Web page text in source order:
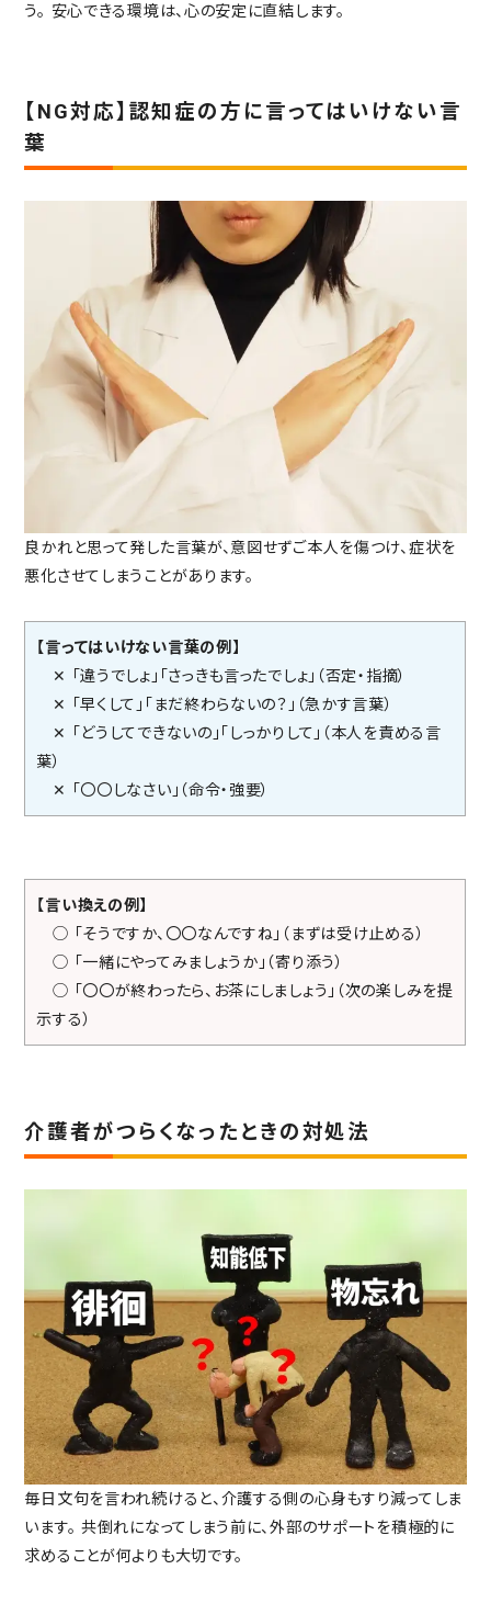
う。 安心できる環境は、心の安定に直結します。
【NG対応】認知症の方に言ってはいけない言
葉
良かれと思って発した言葉が、意図せずご本人を傷つけ、症状を
悪化させてしまうことがあります。
【言ってはいけない言葉の例】
✕ 「違うでしょ」「さっきも言ったでしょ」（否定・指摘）
✕ 「早くして」「まだ終わらないの？」（急かす言葉）
✕ 「どうしてできないの」「しっかりして」（本人を責める言
葉）
✕ 「〇〇しなさい」（命令・強要）
【言い換えの例】
◯ 「そうですか、〇〇なんですね」（まずは受け止める）
◯ 「一緒にやってみましょうか」（寄り添う）
◯ 「〇〇が終わったら、お茶にしましょう」（次の楽しみを提
示する）
介護者がつらくなったときの対処法
毎日文句を言われ続けると、介護する側の心身もすり減ってしま
います。 共倒れになってしまう前に、外部のサポートを積極的に
求めることが何よりも大切です。